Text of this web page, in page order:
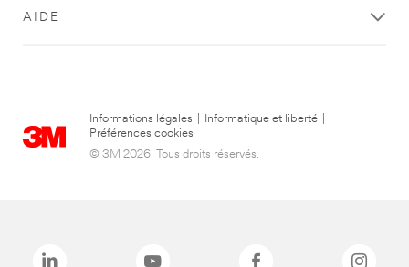
AIDE
Informations légales Informatique et liberté
Préférences cookies
© 3M 2026. Tous droits réservés.